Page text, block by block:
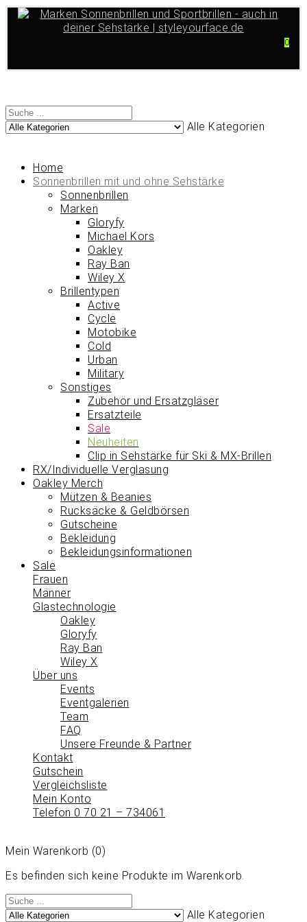
0
Alle Kategorien
Home
Sonnenbrillen mit und ohne Sehstärke
Sonnenbrillen
Marken
Gloryfy
Michael Kors
Oakley
Ray Ban
Wiley X
Brillentypen
Active
Cycle
Motobike
Cold
Urban
Military
Sonstiges
Zubehör und Ersatzgläser
Ersatzteile
Sale
Neuheiten
Clip in Sehstärke für Ski & MX-Brillen
RX/Individuelle Verglasung
Oakley Merch
Mützen & Beanies
Rucksäcke & Geldbörsen
Gutscheine
Bekleidung
Bekleidungsinformationen
Sale
Frauen
Männer
Glastechnologie
Oakley
Gloryfy
Ray Ban
Wiley X
Über uns
Events
Eventgalerien
Team
FAQ
Unsere Freunde & Partner
Kontakt
Gutschein
Vergleichsliste
Mein Konto
Telefon 0 70 21 – 734061
Mein Warenkorb (0)
Es befinden sich keine Produkte im Warenkorb.
Alle Kategorien